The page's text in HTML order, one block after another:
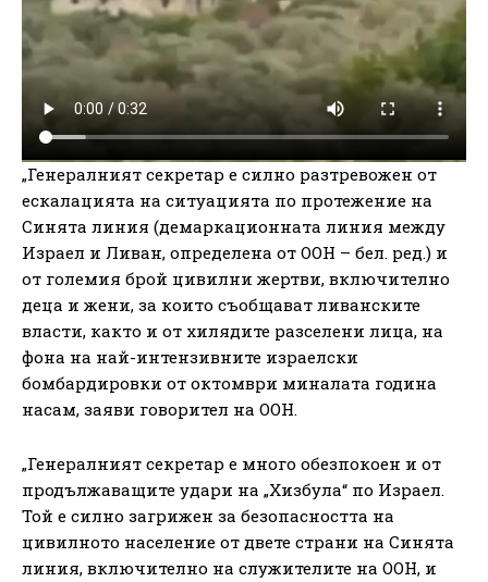
„Генералният секретар е силно разтревожен от
ескалацията на ситуацията по протежение на
Синята линия (демаркационната линия между
Израел и Ливан, определена от ООН – бел. ред.) и
от големия брой цивилни жертви, включително
деца и жени, за които съобщават ливанските
власти, както и от хилядите разселени лица, на
фона на най-интензивните израелски
бомбардировки от октомври миналата година
насам, заяви говорител на ООН.
„Генералният секретар е много обезпокоен и от
продължаващите удари на „Хизбула“ по Израел.
Той е силно загрижен за безопасността на
цивилното население от двете страни на Синята
линия, включително на служителите на ООН, и